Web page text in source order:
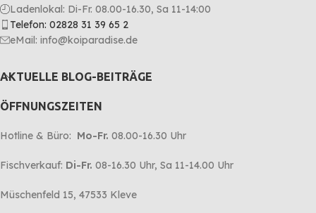
Ladenlokal: Di-Fr. 08.00-16.30, Sa 11-14:00
Telefon: 02828 31 39 65 2
eMail: info@koiparadise.de
AKTUELLE BLOG-BEITRÄGE
ÖFFNUNGSZEITEN
Hotline & Büro: Mo-Fr. 08.00-16.30 Uhr
Fischverkauf: Di-Fr. 08-16.30 Uhr, Sa 11-14.00 Uhr
Müschenfeld 15, 47533 Kleve